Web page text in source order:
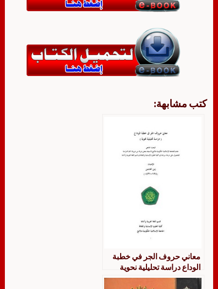
كتب مشابهة:
معاني حروف الجر في خطبة
الوداع دراسة تحليلية نحوية